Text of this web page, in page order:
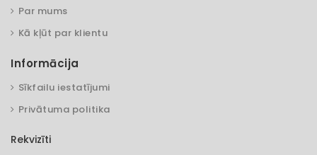
Par mums
Kā kļūt par klientu
Informācija
Sīkfailu iestatījumi
Privātuma politika
Rekvizīti